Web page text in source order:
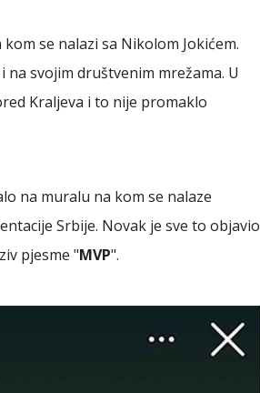
se nalazi sa Nikolom Jokićem.
svojim društvenim mrežama. U
Kraljeva i to nije promaklo
na muralu na kom se nalaze
Srbije. Novak je sve to objavio
pjesme "MVP".